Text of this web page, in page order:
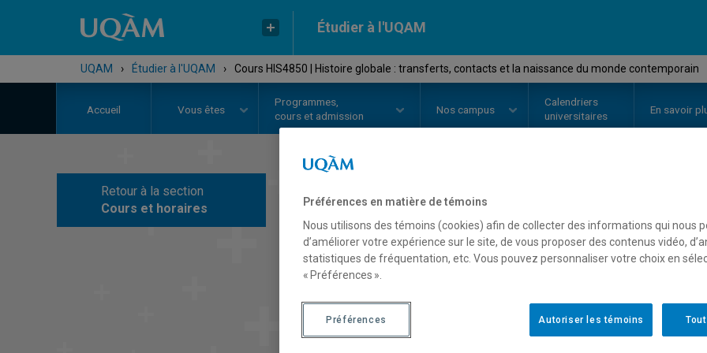
Étudier à l'UQAM
UQAM › Étudier à l'UQAM › Cours HIS4850 | Histoire globale : transferts, contacts et la naissance du monde contemporain
Accueil Vous êtes
Programmes,
cours et admission
Nos campus
Calendriers
universitaires
En savoir
Retour à la section
Cours et horaires
COURS// HIS4850
Histoire
et la naissance du
Description Horaire - Été 2026
Préférences en matière de témoins
Nous utilisons des témoins (cookies) afin de collecter des informations qui nous
d’améliorer votre expérience sur le site, de vous proposer des contenus vidéo,
statistiques de fréquentation, etc. Vous pouvez personnaliser votre choix en
« Préférences ».
Autoriser les témoins
Préférences